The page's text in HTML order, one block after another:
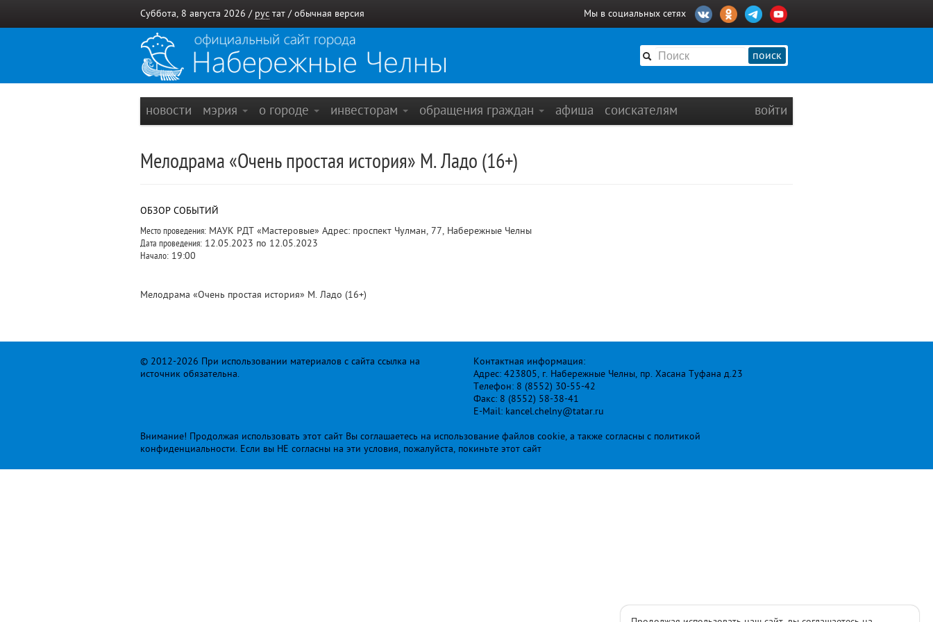
Суббота, 8 августа 2026 / рус тат / обычная версия Мы в социальных сетях
поиск
новости мэрия о городе инвесторам обращения граждан афиша соискателям войти
Мелодрама «Очень простая история» М. Ладо (16+)
ОБЗОР СОБЫТИЙ
Место проведения: МАУК РДТ «Мастеровые» Адрес: проспект Чулман, 77, Набережные Челны
Дата проведения: 12.05.2023 по 12.05.2023
Начало: 19:00
Мелодрама «Очень простая история» М. Ладо (16+)
© 2012-2026 При использовании материалов с сайта ссылка на
источник обязательна.
Контактная информация:
Адрес: 423805, г. Набережные Челны, пр. Хасана Туфана д.23
Телефон: 8 (8552) 30-55-42
Факс: 8 (8552) 58-38-41
E-Mail: kancel.chelny@tatar.ru
Внимание! Продолжая использовать этот сайт Вы соглашаетесь на использование файлов cookie, а также согласны с политикой
конфиденциальности. Если вы НЕ согласны на эти условия, пожалуйста, покиньте этот сайт